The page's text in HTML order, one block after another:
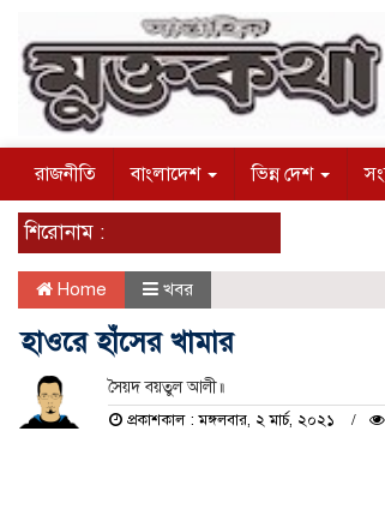
রাজনীতি বাংলাদেশ ভিন্ন দেশ
শিরোনাম :
Home খবর
হাওরে হাঁসের খামার
সৈয়দ বয়তুল আলী॥
প্রকাশকাল : মঙ্গলবার, ২ মার্চ, ২০২১